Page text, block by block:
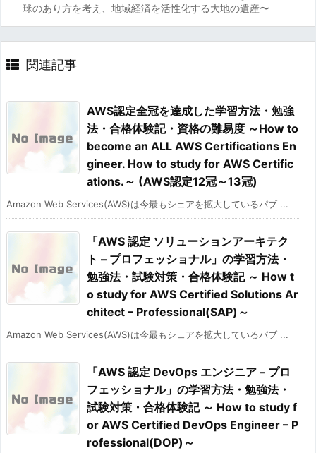
球のあり方を考え、地域経済を活性化する大地の遺産〜
関連記事
AWS認定全冠を達成した学習方法・勉強
法・合格体験記・資格の難易度 ～How to
become an ALL AWS Certifications En
gineer. How to study for AWS Certific
ations.～ (AWS認定12冠～13冠)
Amazon Web Services(AWS)は今最もシェアを拡大しているパブ ...
「AWS 認定 ソリューションアーキテク
ト – プロフェッショナル」の学習方法・
勉強法・試験対策・合格体験記 ～ How t
o study for AWS Certified Solutions Ar
chitect – Professional(SAP)～
Amazon Web Services(AWS)は今最もシェアを拡大しているパブ ...
「AWS 認定 DevOps エンジニア – プロ
フェッショナル」の学習方法・勉強法・
試験対策・合格体験記 ～ How to study f
or AWS Certified DevOps Engineer – P
rofessional(DOP)～